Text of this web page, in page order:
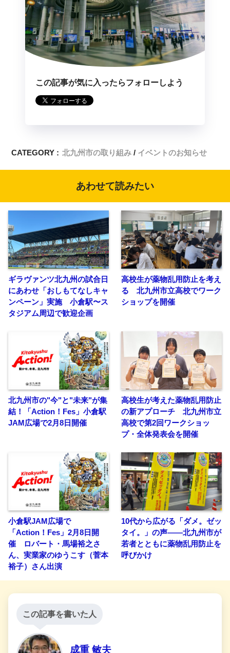
この記事が気に入ったらフォローしよう
CATEGORY : 北九州市の取り組み イベントのお知らせ
あわせて読みたい
ギラヴァンツ北九州の試合日
にあわせ「おしもてなしキャ
ンペーン」実施 小倉駅〜ス
タジアム周辺で歓迎企画
高校生が薬物乱用防止を考え
る 北九州市立高校でワーク
ショップを開催
北九州市の"今"と"未来"が集
結！「Action！Fes」小倉駅
JAM広場で2月8日開催
高校生が考えた薬物乱用防止
の新アプローチ 北九州市立
高校で第2回ワークショッ
プ・全体発表会を開催
小倉駅JAM広場で
「Action！Fes」2月8日開
催 ロバート・馬場裕之さ
ん、実業家のゆうこす（菅本
裕子）さん出演
10代から広がる「ダメ。ゼッ
タイ。」の声——北九州市が
若者とともに薬物乱用防止を
呼びかけ
この記事を書いた人
成重 敏夫